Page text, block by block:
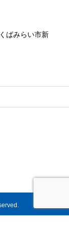
ばみらい市新